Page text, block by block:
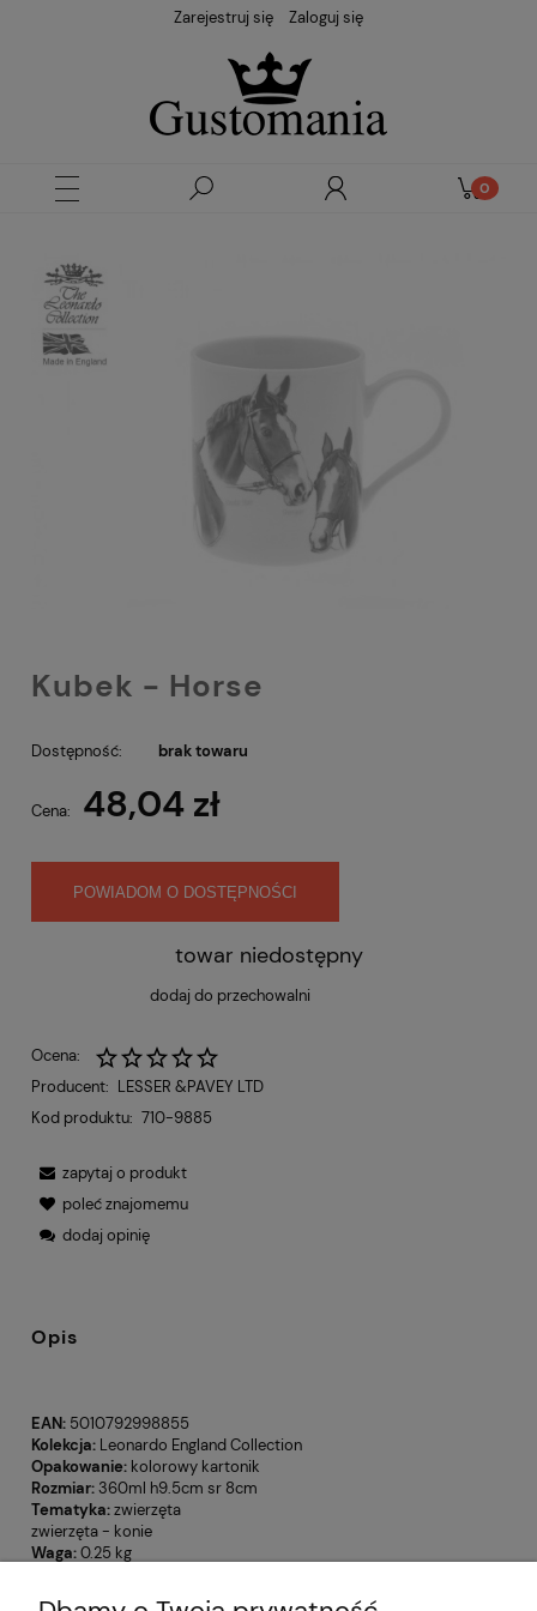
Zarejestruj się Zaloguj się
Kubek - Horse
Dostępność: brak towaru
Cena: 48,04 zł
POWIADOM O DOSTĘPNOŚCI
towar niedostępny
dodaj do przechowalni
Ocena:
Producent: LESSER &PAVEY LTD
Kod produktu: 710-9885
zapytaj o produkt
poleć znajomemu
dodaj opinię
Opis
EAN: 5010792998855
Kolekcja: Leonardo England Collection
Opakowanie: kolorowy kartonik
Rozmiar:360ml h9.5cm sr 8cm
Tematyka:zwierzęta
zwierzęta - konie
Waga:0.25 kg